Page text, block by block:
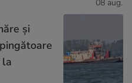
08 aug.
și
la